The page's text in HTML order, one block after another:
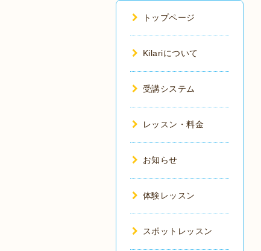
トップページ
Kilariについて
受講システム
レッスン・料金
お知らせ
体験レッスン
スポットレッスン